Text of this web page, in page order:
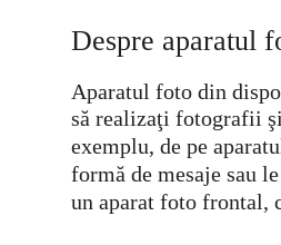
Despre aparatul
Aparatul foto din
să realizaţi fotografii
exemplu, de pe
formă de mesaje sau
un aparat foto frontal,